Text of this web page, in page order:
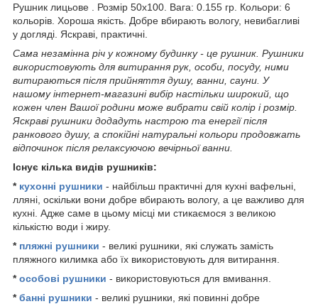
Рушник лицьове . Розмір 50х100. Вага: 0.155 гр. Кольори: 6
кольорів. Хороша якість. Добре вбирають вологу, невибагливі
у догляді. Яскраві, практичні.
Сама незамінна річ у кожному будинку - це рушник. Рушники
використовують для витирання рук, особи, посуду, ними
витираються після прийняття душу, ванни, сауни. У
нашому інтернет-магазині вибір настільки широкий, що
кожен член Вашої родини може вибрати свій колір і розмір.
Яскраві рушники додадуть настрою та енергії після
ранкового душу, а спокійні натуральні кольори продовжать
відпочинок після релаксуючою вечірньої ванни.
Існує кілька видів рушників:
* кухонні рушники - найбільш практичні для кухні вафельні,
лляні, оскільки вони добре вбирають вологу, а це важливо для
кухні. Адже саме в цьому місці ми стикаємося з великою
кількістю води і жиру.
* пляжні рушники - великі рушники, які служать замість
пляжного килимка або їх використовують для витирання.
*особові рушники - використовуються для вмивання.
*банні рушники - великі рушники, які повинні добре